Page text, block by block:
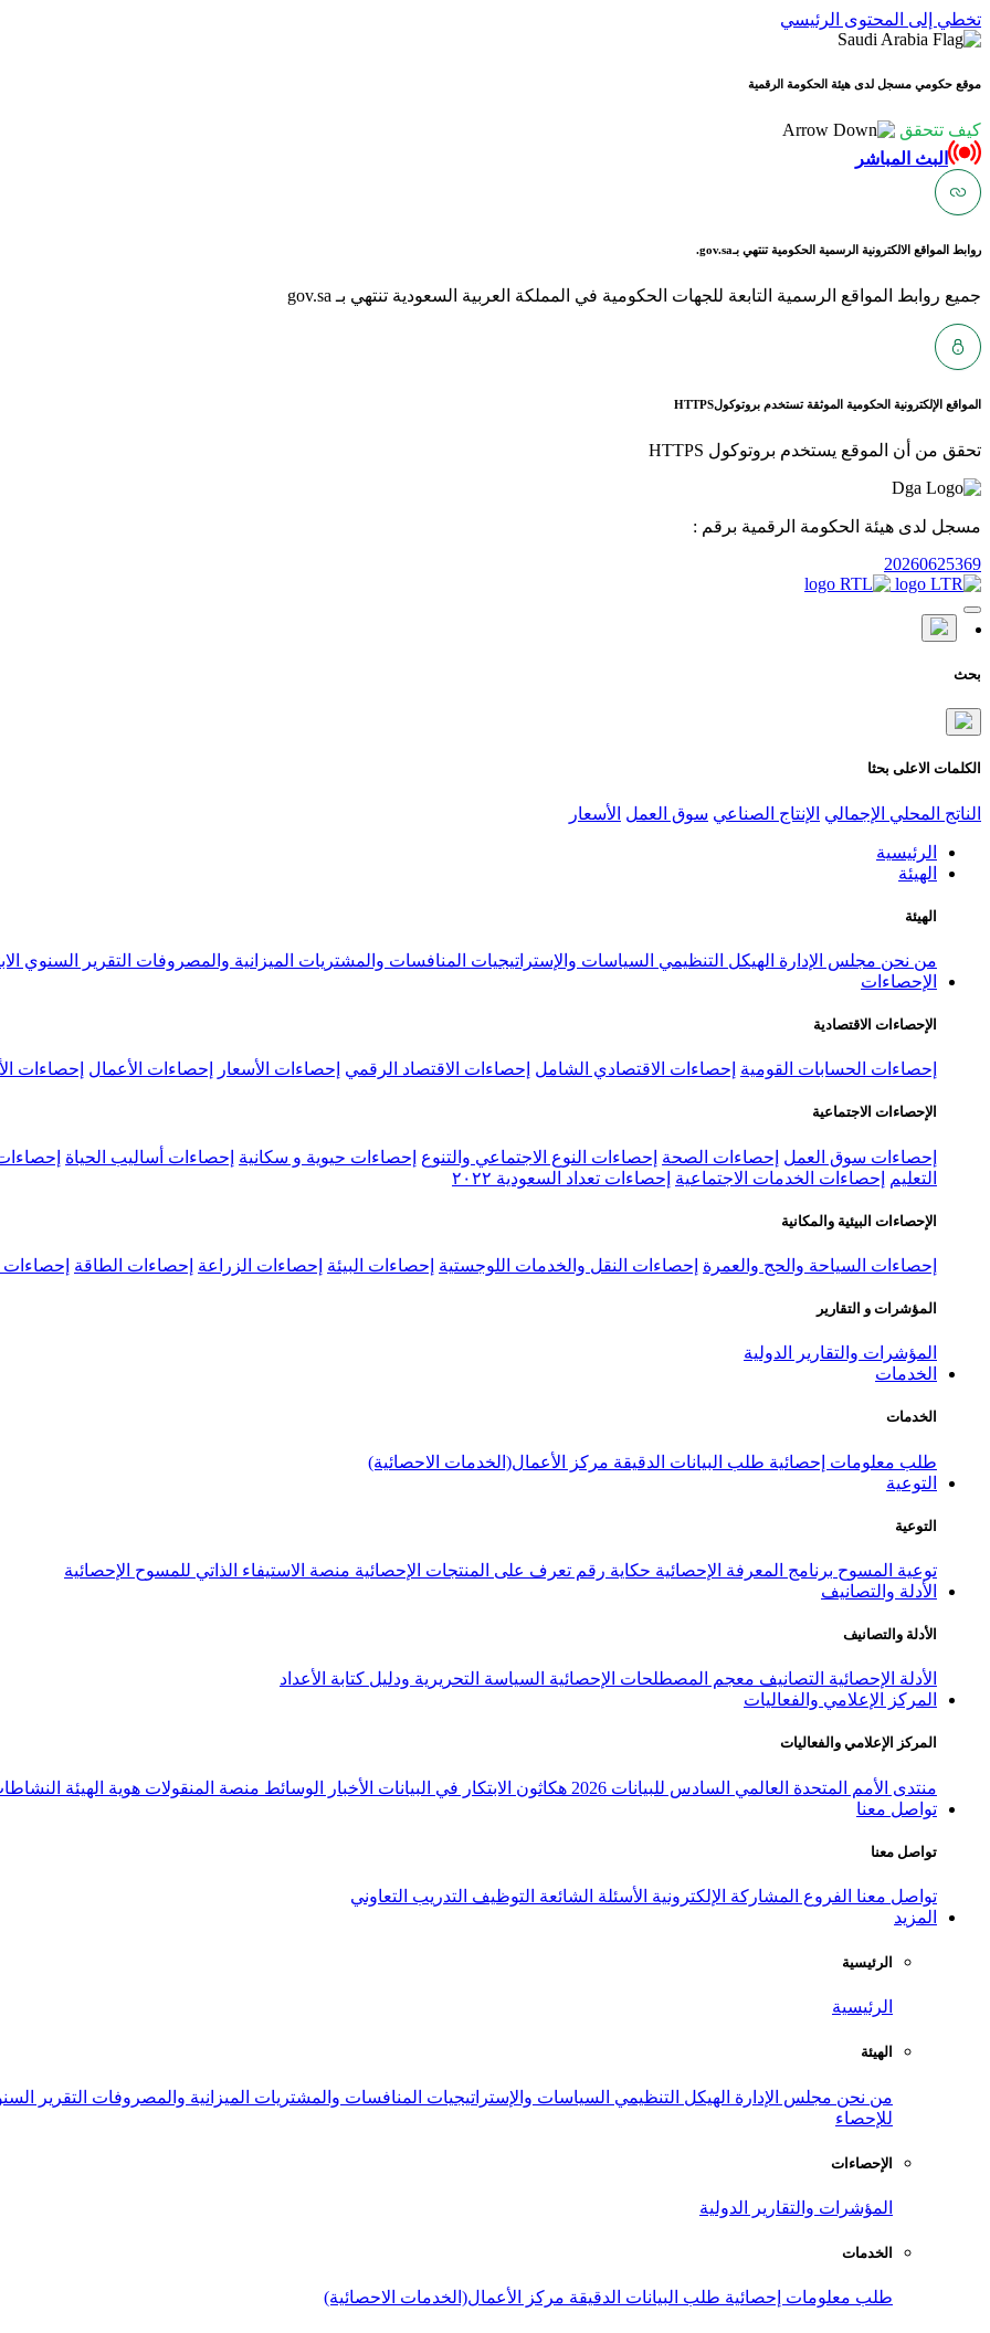
تخطي إلى المحتوى الرئيسي
موقع حكومي مسجل لدى هيئة الحكومة الرقمية
كيف تتحقق
البث المباشر
روابط المواقع الالكترونية الرسمية الحكومية تنتهي بـgov.sa.
جميع روابط المواقع الرسمية التابعة للجهات الحكومية في المملكة العربية السعودية تنتهي بـ gov.sa
المواقع الإلكترونية الحكومية الموثقة تستخدم بروتوكولHTTPS
تحقق من أن الموقع يستخدم بروتوكول HTTPS
مسجل لدى هيئة الحكومة الرقمية برقم :
20260625369
بحث
الكلمات الاعلى بحثا
الناتج المحلي الإجمالي الإنتاج الصناعي سوق العمل الأسعار
الرئيسية
الهيئة
الهيئة
من نحن مجلس الإدارة الهيكل التنظيمي السياسات والإستراتيجيات المنافسات والمشتريات الميزانية والمصروفات التقرير السنوي
الإحصاءات
الإحصاءات الاقتصادية
إحصاءات الحسابات القومية إحصاءات الاقتصادي الشامل إحصاءات الاقتصاد الرقمي إحصاءات الأسعار إحصاءات الأعمال إحصاءات
الإحصاءات الاجتماعية
إحصاءات سوق العمل إحصاءات الصحة إحصاءات النوع الاجتماعي والتنوع إحصاءات حيوية و سكانية إحصاءات أساليب الحياة
التعليم
إحصاءات الخدمات الاجتماعية إحصاءات تعداد السعودية ٢٠٢٢
الإحصاءات البيئية والمكانية
إحصاءات السياحة والحج والعمرة إحصاءات النقل والخدمات اللوجستية إحصاءات البيئة إحصاءات الزراعة إحصاءات الطاقة إحصاءات
المؤشرات و التقارير
المؤشرات والتقارير الدولية
الخدمات
الخدمات
طلب معلومات إحصائية طلب البيانات الدقيقة مركز الأعمال(الخدمات الاحصائية)
التوعية
التوعية
توعية المسوح برنامج المعرفة الإحصائية حكاية رقم تعرف على المنتجات الإحصائية منصة الاستيفاء الذاتي للمسوح الإحصائية
الأدلة والتصانيف
الأدلة والتصانيف
الأدلة الإحصائية التصانيف معجم المصطلحات الإحصائية السياسة التحريرية ودليل كتابة الأعداد
المركز الإعلامي والفعاليات
المركز الإعلامي والفعاليات
منتدى الأمم المتحدة العالمي السادس للبيانات 2026 هكاثون الابتكار في البيانات الأخبار الوسائط منصة المنقولات هوية الهيئة
تواصل معنا
تواصل معنا
تواصل معنا الفروع المشاركة الإلكترونية الأسئلة الشائعة التوظيف التدريب التعاوني
المزيد
الرئيسية
الرئيسية
الهيئة
من نحن مجلس الإدارة الهيكل التنظيمي السياسات والإستراتيجيات المنافسات والمشتريات الميزانية والمصروفات التقرير
للإحصاء
الإحصاءات
المؤشرات والتقارير الدولية
الخدمات
طلب معلومات إحصائية طلب البيانات الدقيقة مركز الأعمال(الخدمات الاحصائية)